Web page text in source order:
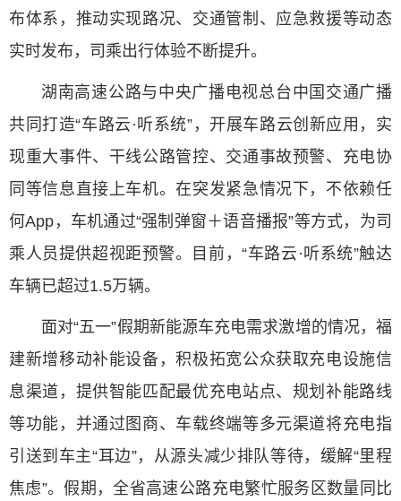
布体系，推动实现路况、交通管制、应急救援等动态
实时发布，司乘出行体验不断提升。
湖南高速公路与中央广播电视总台中国交通广播
共同打造“车路云·听系统”，开展车路云创新应用，实
现重大事件、干线公路管控、交通事故预警、充电协
同等信息直接上车机。在突发紧急情况下，不依赖任
何App，车机通过“强制弹窗＋语音播报”等方式，为司
乘人员提供超视距预警。目前，“车路云·听系统”触达
车辆已超过1.5万辆。
面对“五一”假期新能源车充电需求激增的情况，福
建新增移动补能设备，积极拓宽公众获取充电设施信
息渠道，提供智能匹配最优充电站点、规划补能路线
等功能，并通过图商、车载终端等多元渠道将充电指
引送到车主“耳边”，从源头减少排队等待，缓解“里程
焦虑”。假期，全省高速公路充电繁忙服务区数量同比